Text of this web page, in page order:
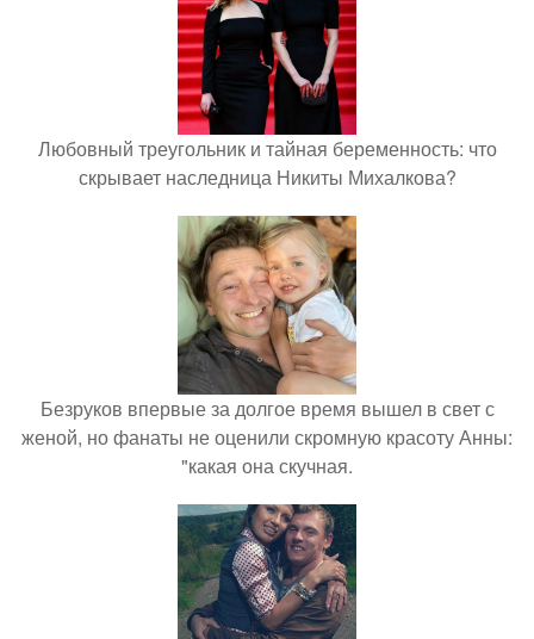
Любовный треугольник и тайная беременность: что
скрывает наследница Никиты Михалкова?
Безруков впервые за долгое время вышел в свет с
женой, но фанаты не оценили скромную красоту Анны:
"какая она скучная.